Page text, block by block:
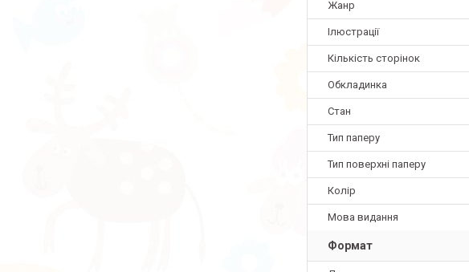
Жанр
Ілюстрації
Кількість сторінок
Обкладинка
Стан
Тип паперу
Тип поверхні паперу
Колір
Мова видання
Формат